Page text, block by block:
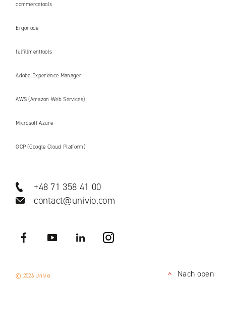
commercetools
Ergonode
fulfillmenttools
Adobe Experience Manager
AWS (Amazon Web Services)
Microsoft Azure
GCP (Google Cloud Platform)
+48 71 358 41 00
contact@univio.com
Facebook YouTube LinkedIN
© 2026 Univio <Nach oben